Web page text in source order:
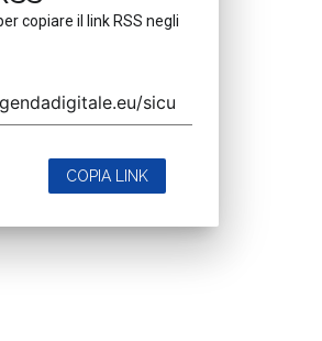
copiare il link RSS negli
COPIA LINK